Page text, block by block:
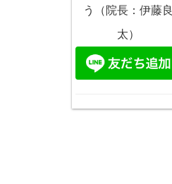
う（院長：伊藤良
太）